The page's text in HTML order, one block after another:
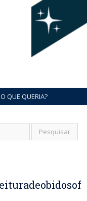
QUE QUERIA?